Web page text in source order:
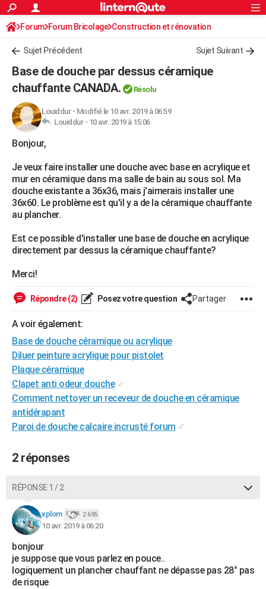
ACTUALITÉS
Politique
Société
Faits Divers
Education
Monde
Villes
+
Programme TV
Streaming
Cinéma
Sorties cinéma
Musique
FINANCE
Retraite
Impôts
Epargne
Immobilier
Risques naturels par ville
Banque
Assurance
Crédit
AUTO
Essais
Réserver un essai
Citadines
Berlines
SUV
Forum auto
HIGH-TECH
Forum
Aménagement intérieur
Extérieur
Cuisine
Salle de bains
Jardinage
Rangement
WEEK-END
Guides de France
Escapades
Patrimoine
Expositions
Musées
Week-end nature
+LIFESTYLE
Alimentation
Guide de la santé
Maladies
Médicaments
Sommeil
VOYAGE
Destinations
City break
Voyage nature
Voyage de noces
Forum
Climat
+
GUIDES D'ACHAT
BONS PLANS
CARTE DE VOEUX
Carte de Noël
Carte Bonne année
Carte Saint-Valentin
Carte Pâques
Carte d'anniversaire
DICTIONNAIRE
Dictionnaire
Biographies
Citations
Expressions
Proverbes
PROGRAMME TV
COPAINS D'AVANT
Rechercher
S'inscrire
Connexion
Forum Forum Bricolage Construction et rénovation
Sujet Précédent Sujet Suivant
Base de douche par dessus céramique
chauffante CANADA.
Résolu
Louiddur- Modifié le 10 avr. 2019 à 06:59
Louiddur - 10 avr. 2019 à 15:06
Bonjour,
Je veux faire installer une douche avec base en acrylique et
mur en céramique dans ma salle de bain au sous sol. Ma
douche existante a 36x36, mais j'aimerais installer une
36x60. Le problème est qu'il y a de la céramique chauffante
au plancher.
Est ce possible d'installer une base de douche en acrylique
directement par dessus la céramique chauffante?
Merci!
Répondre (2) Posez votre question Partager
A voir également:
Base de douche céramique ou acrylique
Diluer peinture acrylique pour pistolet
Plaque céramique
Clapet anti odeur douche ✓
Comment nettoyer un receveur de douche en céramique
antidérapant
Paroi de douche calcaire incrusté forum ✓
2 réponses
RÉPONSE 1 / 2
xplom 2 695
10 avr. 2019 à 06:20
bonjour
je suppose que vous parlez en pouce..
logiquement un plancher chauffant ne dépasse pas 28° pas
de risque